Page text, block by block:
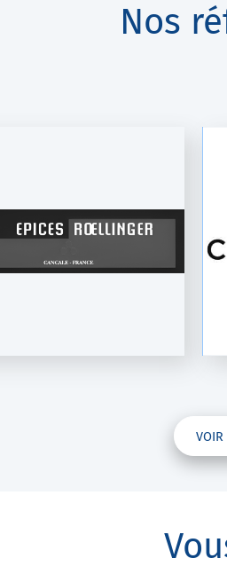
Nos
VOIR